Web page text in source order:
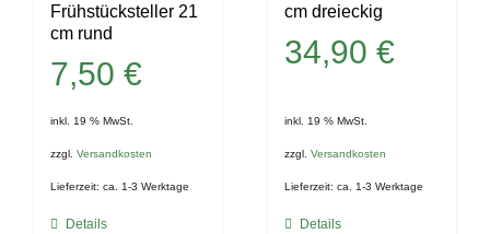
Frühstücksteller 21
cm rund
7,50 €
inkl. 19 % MwSt.
zzgl. Versandkosten
Lieferzeit: ca. 1-3 Werktage
Details
cm dreieckig
34,90€
inkl. 19 % MwSt.
zzgl.Versandkosten
Lieferzeit:ca. 1-3 Werktage
Details